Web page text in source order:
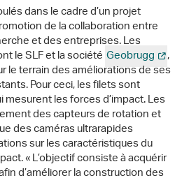
dans le cadre d’un projet
de la collaboration entre
et des entreprises. Les
le SLF et la sociétéGeobrugg ,
le terrain des améliorations de ses
Pour ceci, les filets sont
les forces d’impact. Les
des capteurs de rotation et
des caméras ultrarapides
sur les caractéristiques du
« L’objectif consiste à acquérir
d’améliorer la construction des